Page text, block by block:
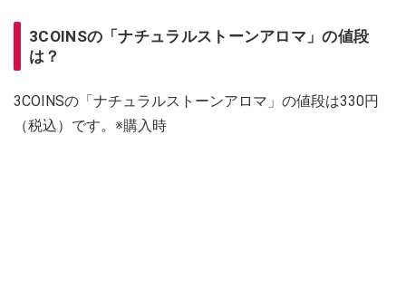
3COINSの「ナチュラルストーンアロマ」の値段
は？
3COINSの「ナチュラルストーンアロマ」の値段は330円
（税込）です。※購入時